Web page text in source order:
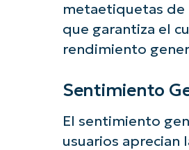
metaetiquetas de
que garantiza el
rendimiento
Sentimiento
El sentimiento
usuarios aprecian